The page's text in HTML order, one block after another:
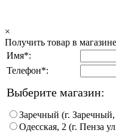
×
Получить товар в магазине
Имя*:
Телефон*:
Выберите магазин:
Заречный (г.
Одесская, 2 (г. Пенза